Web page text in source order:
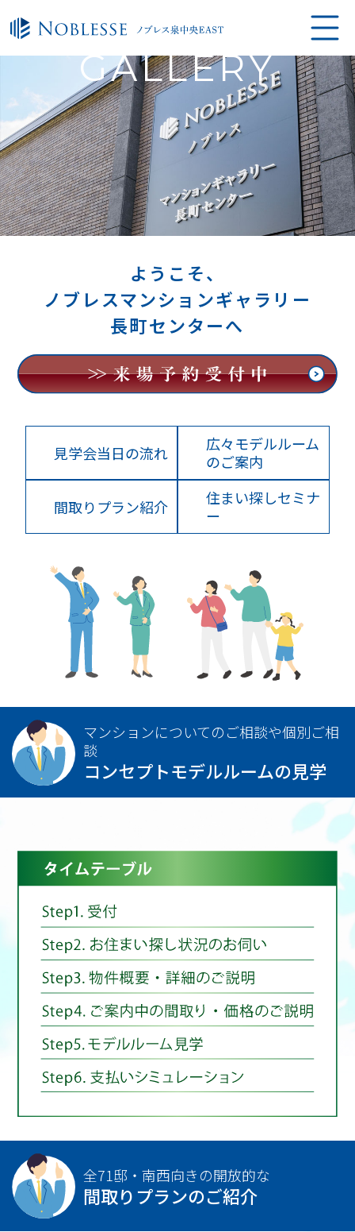
GALLERY
ようこそ、
ノブレスマンションギャラリー
長町センターへ
見学会当日の流れ
広々モデルルーム
のご案内
間取りプラン紹介
住まい探しセミナ
ー
マンションについてのご相談や個別ご相
談
コンセプトモデルルームの見学
全71邸・南西向きの開放的な
間取りプランのご紹介